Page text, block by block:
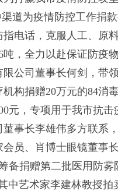
道为疫情防控工作捐
电话，克服人工、原
，全力以赴保证防疫
公司董事长何剑，带
构捐赠20万元的84消
元，专项用于我市抗
事长李雄伟多方联系
员、肖博士眼镜董事
备捐赠第二批医用防
中艺术家李建林教授